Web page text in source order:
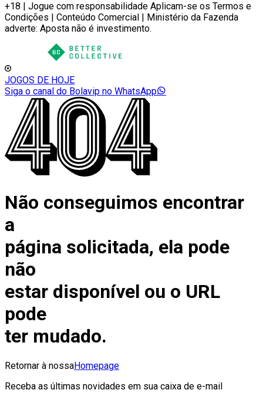
+18 | Jogue com responsabilidade Aplicam-se os Termos e
Condições | Conteúdo Comercial | Ministério da Fazenda
adverte: Aposta não é investimento.
JOGOS DE HOJE
Siga o canal do Bolavip no WhatsApp
Não conseguimos encontrar
a
página solicitada, ela pode
não
estar disponível ou o URL
pode
ter mudado.
Retornar à nossaHomepage
Receba as últimas novidades em sua caixa de e-mail